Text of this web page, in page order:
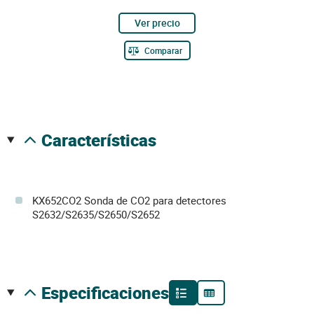
Ver precio
Comparar
características
KX652CO2 Sonda de CO2 para detectores
S2632/S2635/S2650/S2652
especificaciones